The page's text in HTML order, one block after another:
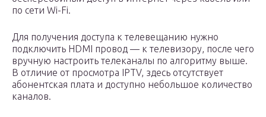
по сети Wi-Fi.
Для получения доступа к телевещанию нужно
подключить HDMI провод — к телевизору, после чего
вручную настроить телеканалы по алгоритму выше.
В отличие от просмотра IPTV, здесь отсутствует
абонентская плата и доступно небольшое количество
каналов.